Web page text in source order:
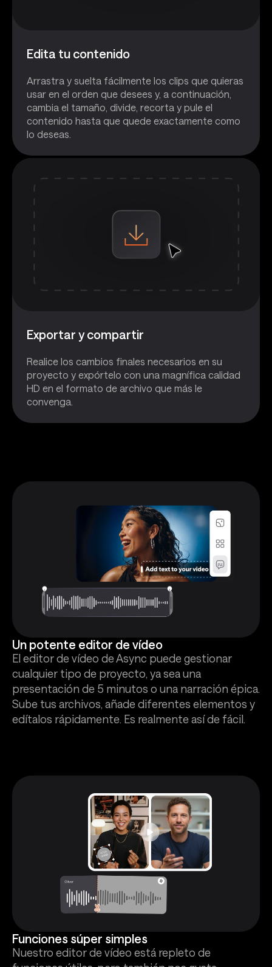
Edita tu contenido
Arrastra y suelta fácilmente los clips que quieras
usar en el orden que desees y, a continuación,
cambia el tamaño, divide, recorta y pule el
contenido hasta que quede exactamente como
lo deseas.
Exportar y compartir
Realice los cambios finales necesarios en su
proyecto y expórtelo con una magnífica calidad
HD en el formato de archivo que más le
convenga.
Un potente editor de vídeo
El editor de vídeo de Async puede gestionar
cualquier tipo de proyecto, ya sea una
presentación de 5 minutos o una narración épica.
Sube tus archivos, añade diferentes elementos y
edítalos rápidamente. Es realmente así de fácil.
Funciones súper simples
Nuestro editor de vídeo está repleto de